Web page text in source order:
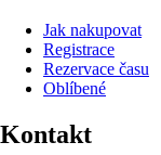
Jak nakupovat
Registrace
Rezervace času
Oblíbené
Kontakt